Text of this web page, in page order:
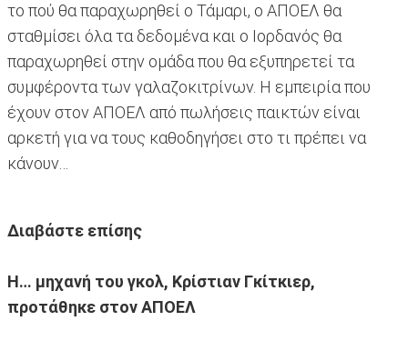
το πού θα παραχωρηθεί ο Τάμαρι, ο ΑΠΟΕΛ θα
σταθμίσει όλα τα δεδομένα και ο Ιορδανός θα
παραχωρηθεί στην ομάδα που θα εξυπηρετεί τα
συμφέροντα των γαλαζοκιτρίνων. Η εμπειρία που
έχουν στον ΑΠΟΕΛ από πωλήσεις παικτών είναι
αρκετή για να τους καθοδηγήσει στο τι πρέπει να
κάνουν…
Διαβάστε επίσης
H… μηχανή του γκολ, Κρίστιαν Γκίτκιερ,
προτάθηκε στον ΑΠΟΕΛ